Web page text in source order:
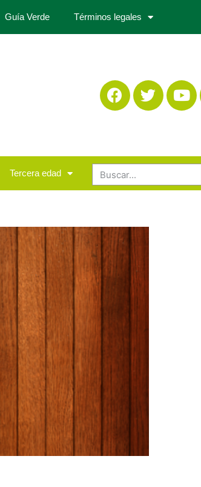
Guía Verde Términos legales
Tercera edad